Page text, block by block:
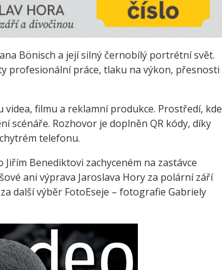
Bönisch a její silný černobílý portrétní svět.
profesionální práce, tlaku na výkon, přesnosti
filmu a reklamní produkce. Prostředí, kde
scénáře. Rozhovor je doplněn QR kódy, díky
telefonu.
Benediktovi zachyceném na zastávce
ani výprava Jaroslava Hory za polární září
další výběr FotoEseje – fotografie Gabriely